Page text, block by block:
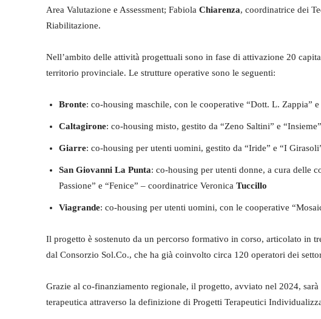
Area Valutazione e Assessment; Fabiola Chiarenza, coordinatrice dei
Riabilitazione.
Nell’ambito delle attività progettuali sono in fase di attivazione 20
territorio provinciale. Le strutture operative sono le seguenti:
Bronte: co-housing maschile, con le cooperative “Dott. L. Zappia”
Caltagirone: co-housing misto, gestito da “Zeno Saltini” e
Giarre: co-housing per utenti uomini, gestito da “Iride” e “I
San Giovanni La Punta: co-housing per utenti donne, a cura delle
Passione” e “Fenice” – coordinatrice Veronica Tuccillo
Viagrande: co-housing per utenti uomini, con le cooperative
Il progetto è sostenuto da un percorso formativo in corso, articolato in
dal Consorzio Sol.Co., che ha già coinvolto circa 120 operatori dei
Grazie al co-finanziamento regionale, il progetto, avviato nel 2024,
terapeutica attraverso la definizione di Progetti Terapeutici